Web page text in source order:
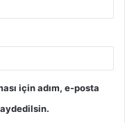
için adım, e-posta